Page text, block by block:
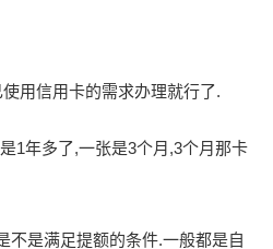
用信用卡的需求办理就行了.
1年多了,一张是3个月,3个月那卡
不是满足提额的条件.一般都是自